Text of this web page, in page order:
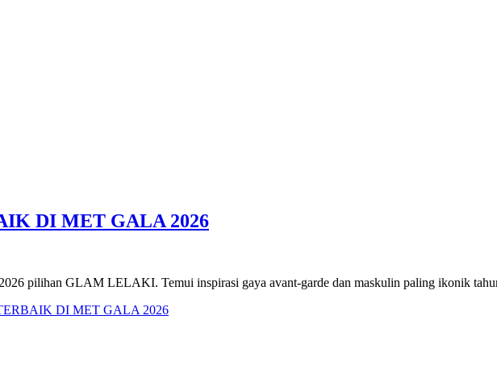
DI MET GALA 2026
pilihan GLAM LELAKI. Temui inspirasi gaya avant-garde dan maskulin paling ikonik
DI MET GALA 2026